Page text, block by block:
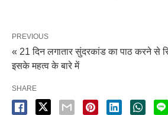
PREVIOUS
« 21 दिन लगातार सुंदरकांड का पाठ करने से
इसके महत्व के बारे में
SHARE